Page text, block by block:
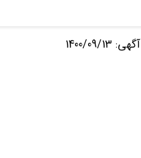
09/13